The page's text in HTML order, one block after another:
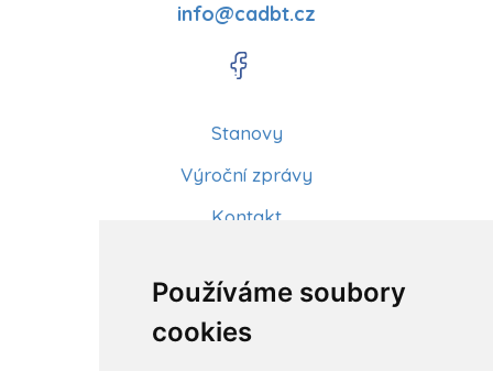
Používáme soubory
cookies
info@cadbt.cz
Stanovy
Výroční zprávy
Kontakt
Články
Kurzy a workshopy